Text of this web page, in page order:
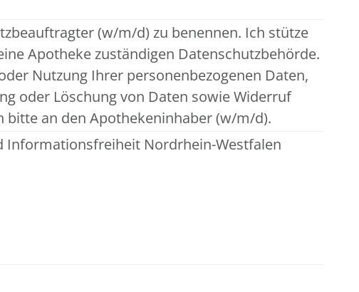
(w/m/d) zu benennen. Ich stütze
Apotheke zuständigen Datenschutzbehörde.
Nutzung Ihrer personenbezogenen Daten,
oder Löschung von Daten sowie Widerruf
bitte an den Apothekeninhaber (w/m/d).
Informationsfreiheit Nordrhein-Westfalen